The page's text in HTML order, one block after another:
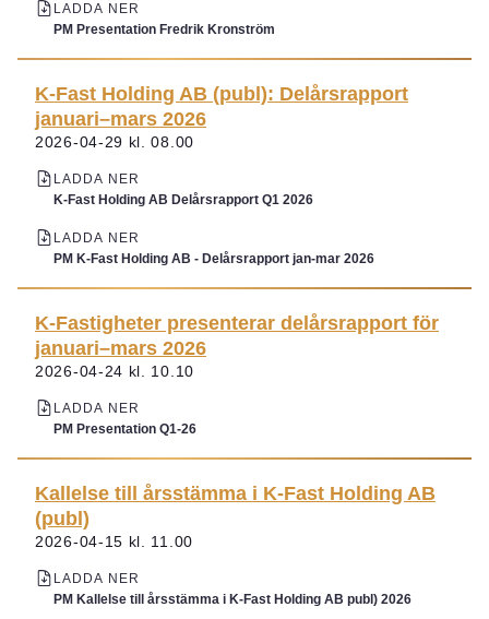
LADDA NER
PM Presentation Fredrik Kronström
K-Fast Holding AB (publ): Delårsrapport
januari–mars 2026
2026-04-29 kl. 08.00
LADDA NER
K-Fast Holding AB Delårsrapport Q1 2026
LADDA NER
PM K-Fast Holding AB - Delårsrapport jan-mar 2026
K-Fastigheter presenterar delårsrapport för
januari–mars 2026
2026-04-24 kl. 10.10
LADDA NER
PM Presentation Q1-26
Kallelse till årsstämma i K-Fast Holding AB
(publ)
2026-04-15 kl. 11.00
LADDA NER
PM Kallelse till årsstämma i K-Fast Holding AB publ) 2026